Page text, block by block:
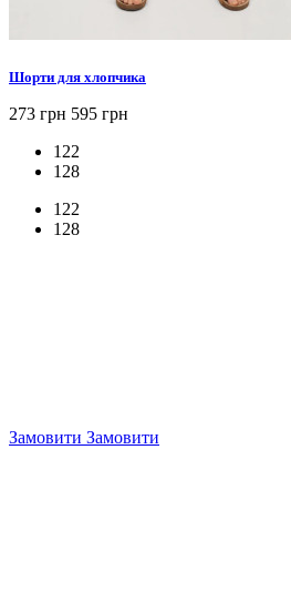
Шорти для хлопчика
273 грн 595 грн
122
128
122
128
Замовити Замовити